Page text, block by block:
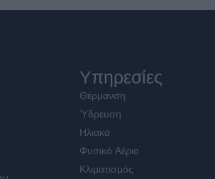
Υπηρεσίες
Θέρμανση
Ύδρευση
Ηλιακά
Φυσικό Αέριο
Κλιματισμός